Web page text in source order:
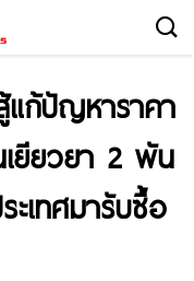
แก้ปัญหาราคา
เยียวยา 2 พัน
ะเทศมารับซื้อ